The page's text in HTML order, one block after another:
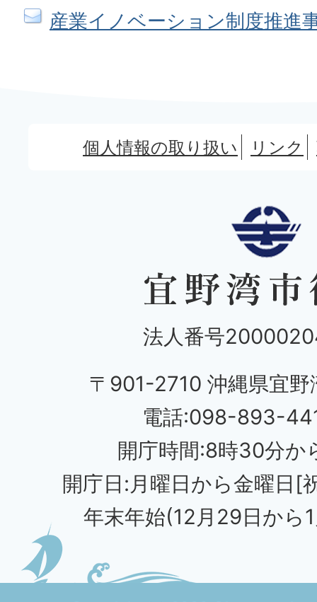
産業イノベーション制度推進
個人情報の取り扱い リンク
法人番号
〒901-2710 沖縄県宜野
電話:098-893-
開庁時間:8時30分か
開庁日:月曜日から金曜日[
年末年始(12月29日から